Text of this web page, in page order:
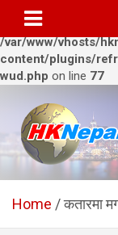
Warning
: Trying to
/var/www/vhosts/
content/plugins/
wud.php on line 77
content
सञ्चालित
hknepal,
Home कतारमा